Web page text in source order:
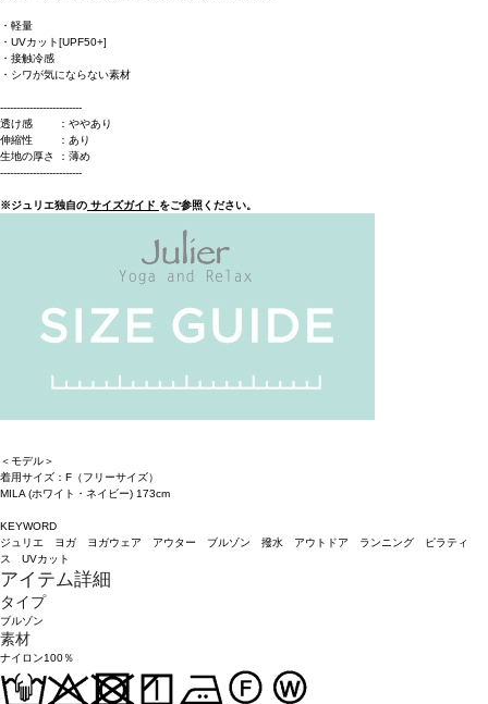
・軽量
・UVカット[UPF50+]
・接触冷感
・シワが気にならない素材
-------------------------
透け感 ：ややあり
伸縮性 ：あり
生地の厚さ ：薄め
-------------------------
※ジュリエ独自のサイズガイド をご参照ください。
＜モデル＞
着用サイズ：F（フリーサイズ）
MILA (ホワイト・ネイビー) 173cm
KEYWORD
ジュリエ ヨガ ヨガウェア アウター ブルゾン 撥水 アウトドア ランニング ピラティ
ス UVカット
アイテム詳細
タイプ
ブルゾン
素材
ナイロン100％